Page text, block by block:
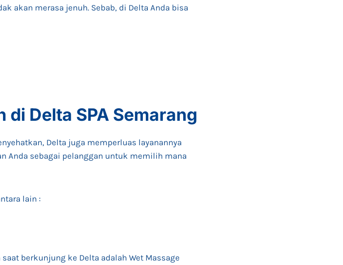
akan merasa jenuh. Sebab, di Delta Anda bisa
di Delta SPA Semarang
Delta juga memperluas layanannya
Anda sebagai pelanggan untuk memilih mana
lain :
berkunjung ke Delta adalah Wet Massage